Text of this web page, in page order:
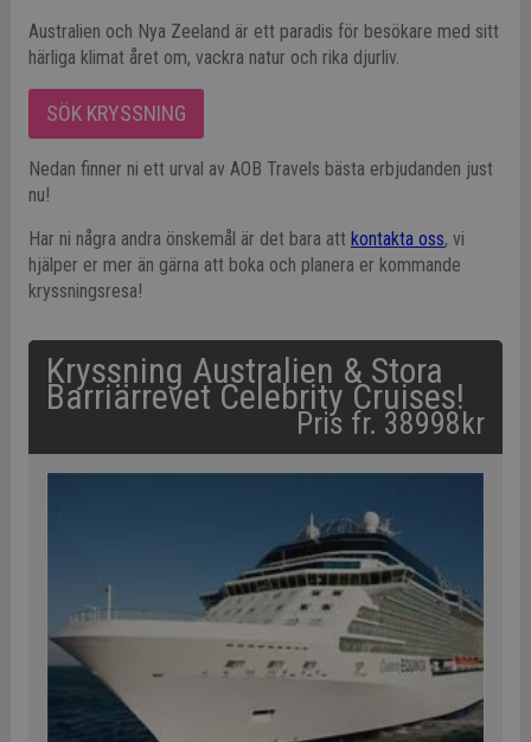
Australien och Nya Zeeland är ett paradis för besökare med sitt
härliga klimat året om, vackra natur och rika djurliv.
SÖK KRYSSNING
Nedan finner ni ett urval av AOB Travels bästa erbjudanden just
nu!
Har ni några andra önskemål är det bara att kontakta oss, vi
hjälper er mer än gärna att boka och planera er kommande
kryssningsresa!
Kryssning Australien & Stora
Barriärrevet Celebrity Cruises!
Pris fr. 38998kr